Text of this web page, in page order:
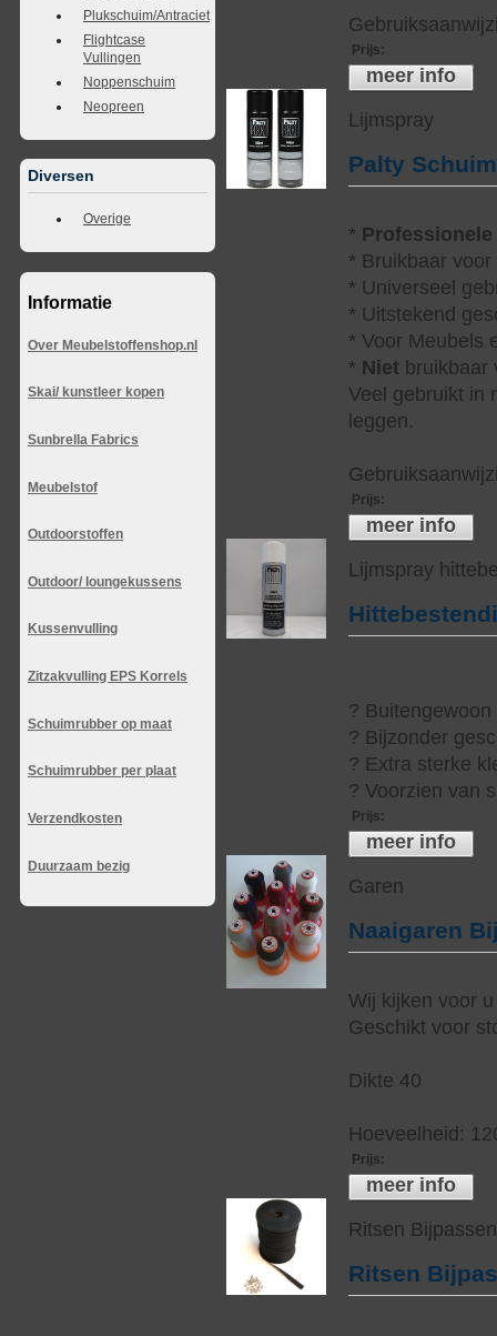
Plukschuim/Antraciet
Flightcase
Vullingen
Noppenschuim
Neopreen
Diversen
Overige
Informatie
Over Meubelstoffenshop.nl
Skai/ kunstleer kopen
Sunbrella Fabrics
Meubelstof
Outdoorstoffen
Outdoor/ loungekussens
Kussenvulling
Zitzakvulling EPS Korrels
Schuimrubber op maat
Schuimrubber per plaat
Verzendkosten
Duurzaam bezig
Prijs:
meer info
Lijmspray
Palty
* Professionele
* Bruikbaar
* Universeel
* Uitstekend
* Voor Meubels
* Niet bruikbaar
Veel gebruikt in
leggen.
Prijs:
meer info
Lijmspray
?
? Bijzonder
? Extra sterke
? Voorzien van
Prijs:
meer info
Garen
Naaigaren
Wij kijken voor
Geschikt voor
Dikte 40
Hoeveelheid:
Prijs:
meer info
Ritsen
Ritsen